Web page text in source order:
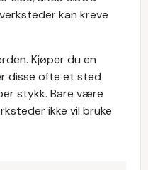
kan kreve
Kjøper du en
disse ofte et sted
stykk. Bare være
ikke vil bruke